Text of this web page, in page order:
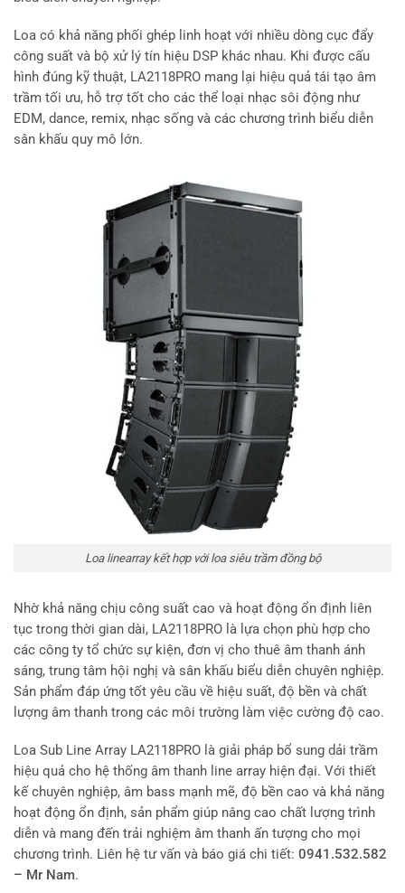
Loa có khả năng phối ghép linh hoạt với nhiều dòng cục đẩy
công suất và bộ xử lý tín hiệu DSP khác nhau. Khi được cấu
hình đúng kỹ thuật, LA2118PRO mang lại hiệu quả tái tạo âm
trầm tối ưu, hỗ trợ tốt cho các thể loại nhạc sôi động như
EDM, dance, remix, nhạc sống và các chương trình biểu diễn
sân khấu quy mô lớn.
Loa linearray kết hợp với loa siêu trầm đồng bộ
Nhờ khả năng chịu công suất cao và hoạt động ổn định liên
tục trong thời gian dài, LA2118PRO là lựa chọn phù hợp cho
các công ty tổ chức sự kiện, đơn vị cho thuê âm thanh ánh
sáng, trung tâm hội nghị và sân khấu biểu diễn chuyên nghiệp.
Sản phẩm đáp ứng tốt yêu cầu về hiệu suất, độ bền và chất
lượng âm thanh trong các môi trường làm việc cường độ cao.
Loa Sub Line Array LA2118PRO là giải pháp bổ sung dải trầm
hiệu quả cho hệ thống âm thanh line array hiện đại. Với thiết
kế chuyên nghiệp, âm bass mạnh mẽ, độ bền cao và khả năng
hoạt động ổn định, sản phẩm giúp nâng cao chất lượng trình
diễn và mang đến trải nghiệm âm thanh ấn tượng cho mọi
chương trình. Liên hệ tư vấn và báo giá chi tiết: 0941.532.582
– Mr Nam.